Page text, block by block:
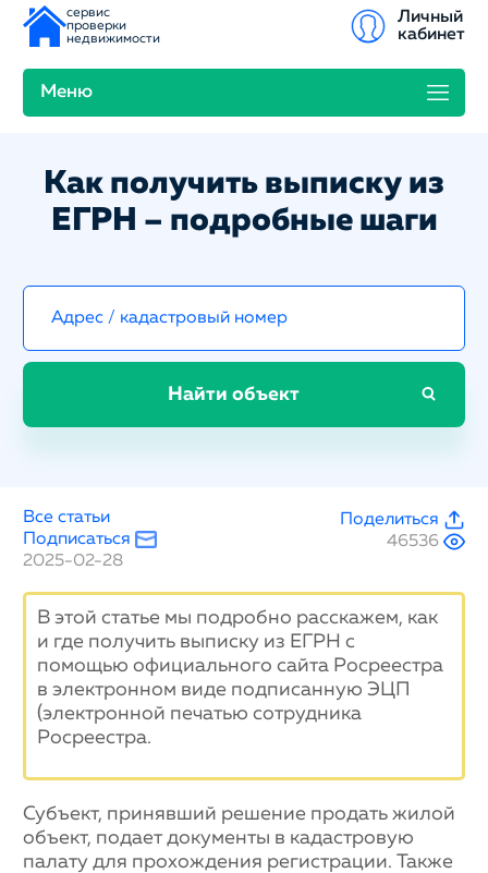
сервис
проверки
недвижимости
Меню
Личный
кабинет
Как получить выписку из
ЕГРН – подробные шаги
Найти объект
Все статьи
Поделиться
Подписаться
46536
2025-02-28
В этой статье мы подробно расскажем, как
и где получить выписку из ЕГРН с
помощью официального сайта Росреестра
в электронном виде подписанную ЭЦП
(электронной печатью сотрудника
Росреестра.
Субъект, принявший решение продать жилой
объект, подает документы в кадастровую
палату для прохождения регистрации. Также